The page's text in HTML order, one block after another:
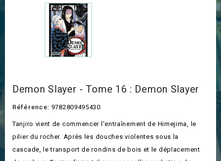
Demon Slayer - Tome 16 : Demon Slayer
Référence: 9782809495430
Tanjiro vient de commencer l'entraînement de Himejima, le
pilier du rocher. Après les douches violentes sous la
cascade, le transport de rondins de bois et le déplacement